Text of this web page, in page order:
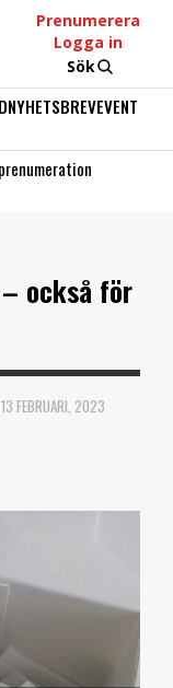
Prenumerera
Logga in
Sök
NYHETSBREVEVENT
också för
13 FEBRUARI, 2023